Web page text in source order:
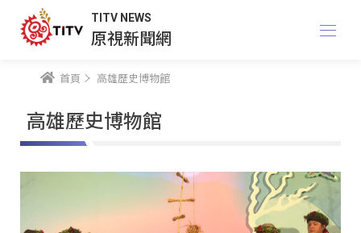
TITV NEWS
原視新聞網
首頁 高雄歷史博物館
高雄歷史博物館